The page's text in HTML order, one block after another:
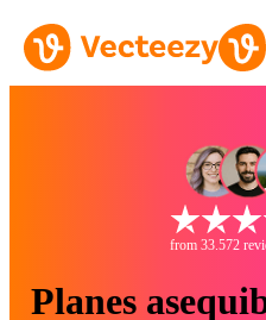
from 33.572
Planes